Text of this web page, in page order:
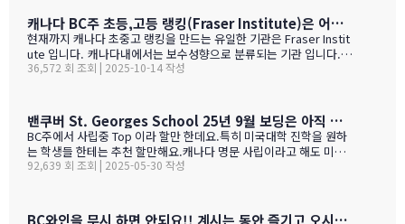
떠나면 고생이죠??? ㅋㅋㅋㅋㅋㅋ …
캐나다 BC주 초등,고등 랭킹(Fraser Institute)은 어떻게 만들어 지나 ?
현재까지 캐나다 초중고 랭킹을 만드는 유일한 기관은 Fraser Instit
ute 입니다. 캐나다내에서는 보수성향으로 분류되는 기관 입니다.
하여간일반적으로 학교 랭킹 하면 학교의 성적 그러니까 표준 시험결
고등학교의 경우 (9개 지표):평균 시험 점수 (Average exam mark)
졸업률 (Diploma completion rate)학생당 이수 과목 수 (Courses
taken per student)진급 지연율 (Delayed advancement rate)
시험 낙제율 (Percentage of exams failed)학교 vs 시험 점수 차
이 (School vs. exam mark difference) 7-9. 성별 격차 지표 3개
36,572 회 조회 | 2025-10-14 작성
밴쿠버 St. Georges School 25년 9월 보딩은 아직 자리가 있다고 하네요.
BC주에서 사립중 Top 이라 할만 한데요.특히 미국대학 진학을 원하
는 학생들 한테는 추천 할만해요.캐나다 명문 사립이라고 해도 미국
대학 진학은 그저그런 학교도 많거던요.이학교가 하여간 학비+보딩
ent TuitionCanadian Students$73,500American / Mexican / or
92,639 회 조회 | 2025-05-30 작성
BC와인을 무시 하면 안되요!! 계시는 동안 즐기고 오시기를 바랍니다. (밴쿠버에서 소주는 얼마?)